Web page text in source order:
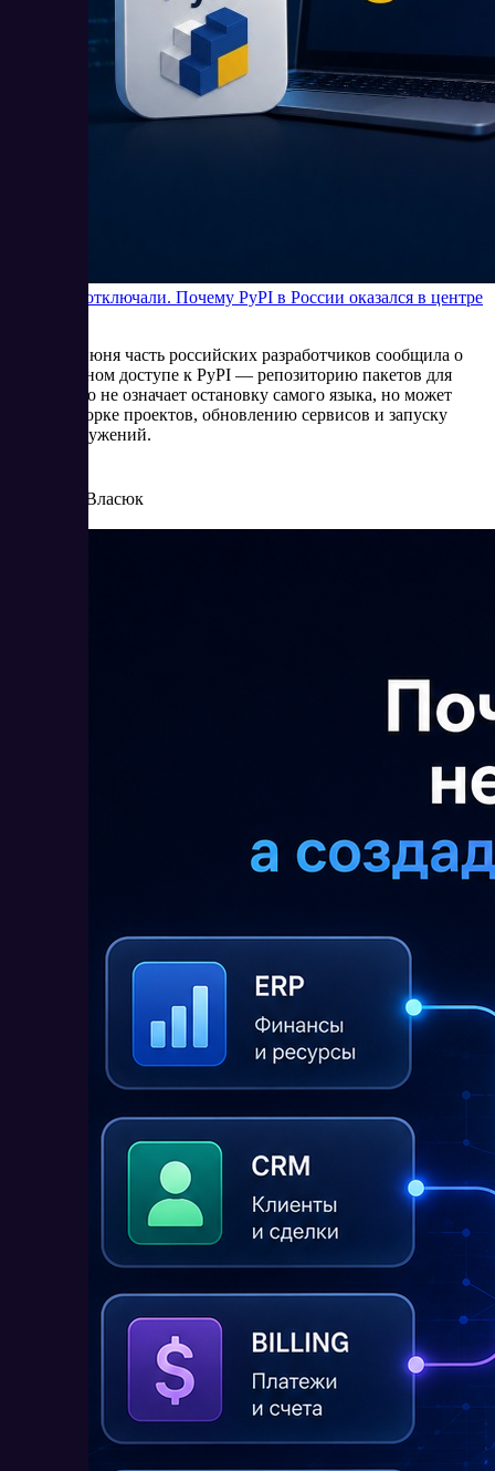
Python не отключали. Почему PyPI в России оказался в центре
В начале июня часть российских разработчиков сообщила о
нестабильном доступе к PyPI — репозиторию пакетов для
Python. Это не означает остановку самого языка, но может
мешать сборке проектов, обновлению сервисов и запуску
новых окружений.
Елена Власюк